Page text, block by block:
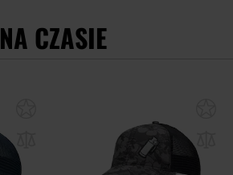
NA CZASIE